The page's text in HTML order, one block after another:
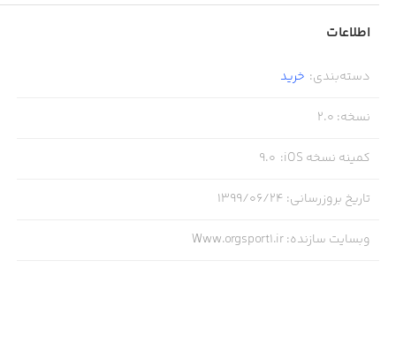
اطلاعات
دسته‌بندی: خرید
نسخه:
2.0
کمینه نسخه iOS :
9.0
تاریخ بروزرسانی: ۱۳۹۹/۰۶/۲۴
وبسایت سازنده:
Www.orgsport1.ir